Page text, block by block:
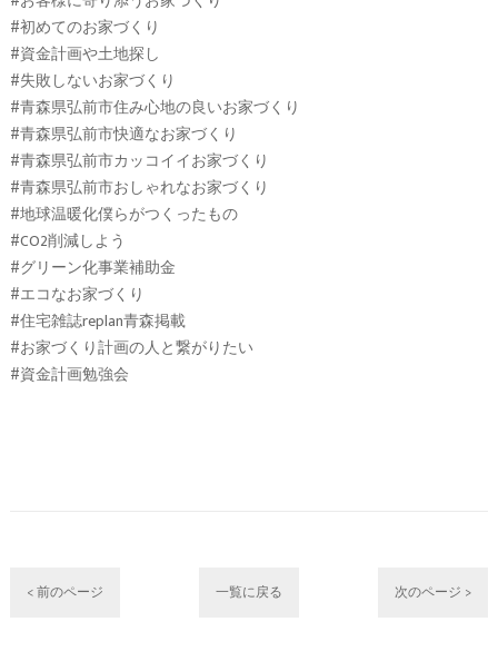
#初めてのお家づくり
#資金計画や土地探し
#失敗しないお家づくり
#青森県弘前市住み心地の良いお家づくり
#青森県弘前市快適なお家づくり
#青森県弘前市カッコイイお家づくり
#青森県弘前市おしゃれなお家づくり
#地球温暖化僕らがつくったもの
#CO2削減しよう
#グリーン化事業補助金
#エコなお家づくり
#住宅雑誌replan青森掲載
#お家づくり計画の人と繋がりたい
#資金計画勉強会
< 前のページ 一覧に戻る 次のページ >